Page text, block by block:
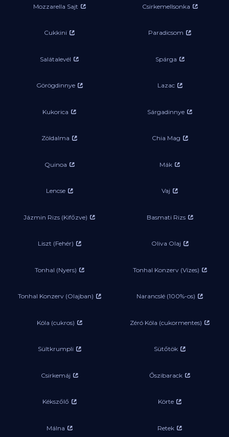
Mozzarella Sajt Csirkemellsonka
Cukkini Paradicsom
Salátalevél Spárga
Görögdinnye Lazac
Kukorica Sárgadinnye
Zöldalma Chia Mag
Quinoa Mák
Lencse Vaj
Jázmin Rizs (Kifőzve) Basmati Rizs
Liszt (Fehér) Oliva Olaj
Tonhal (Nyers) Tonhal Konzerv (Vízes)
Tonhal Konzerv (Olajban) Narancslé (100%-os)
Kóla (cukros) Zéró Kóla (cukormentes)
Sültkrumpli Sütőtök
Csirkemáj Őszibarack
Kékszőlő Körte
Málna Retek